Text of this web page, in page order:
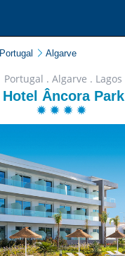
Portugal Algarve
Portugal . Algarve . Lagos
Hotel Âncora Park